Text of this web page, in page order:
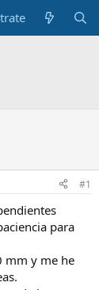
#1
para
mm y me he